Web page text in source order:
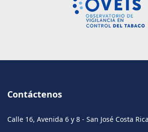
Contáctenos
Calle 16, Avenida 6 y 8 - San José Costa